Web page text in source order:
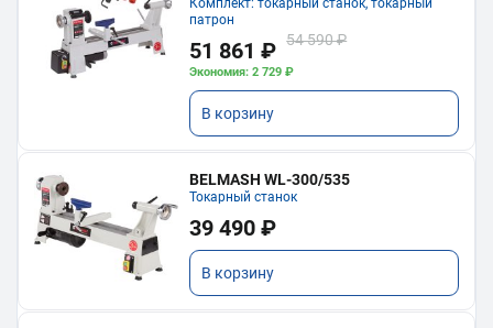
патрон
51 861 ₽ 54 590 ₽
Экономия: 2 729 ₽
В корзину
BELMASH WL-300/535
Токарный станок
39 490 ₽
В корзину